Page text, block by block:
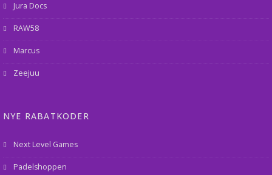
Jura Docs
RAW58
Marcus
Zeejuu
NYE RABATKODER
Next Level Games
Padelshoppen